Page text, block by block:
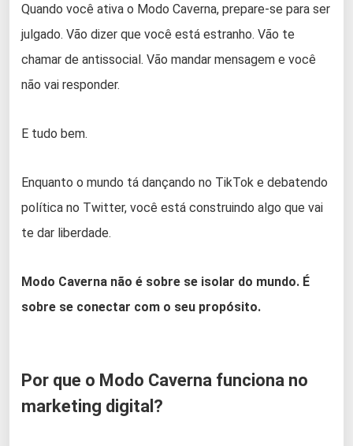
Quando você ativa o Modo Caverna, prepare-se para ser
julgado. Vão dizer que você está estranho. Vão te
chamar de antissocial. Vão mandar mensagem e você
não vai responder.
E tudo bem.
Enquanto o mundo tá dançando no TikTok e debatendo
política no Twitter, você está construindo algo que vai
te dar liberdade.
Modo Caverna não é sobre se isolar do mundo. É
sobre se conectar com o seu propósito.
Por que o Modo Caverna funciona no
marketing digital?